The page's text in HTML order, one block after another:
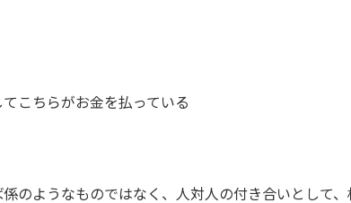
こちらがお金を払っている
のようなものではなく、人対人の付き合いとして